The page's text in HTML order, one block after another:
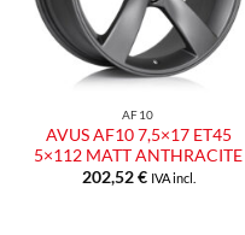
AF10
AVUS AF10 7,5×17 ET45
5×112 MATT ANTHRACITE
202,52€ IVA incl.